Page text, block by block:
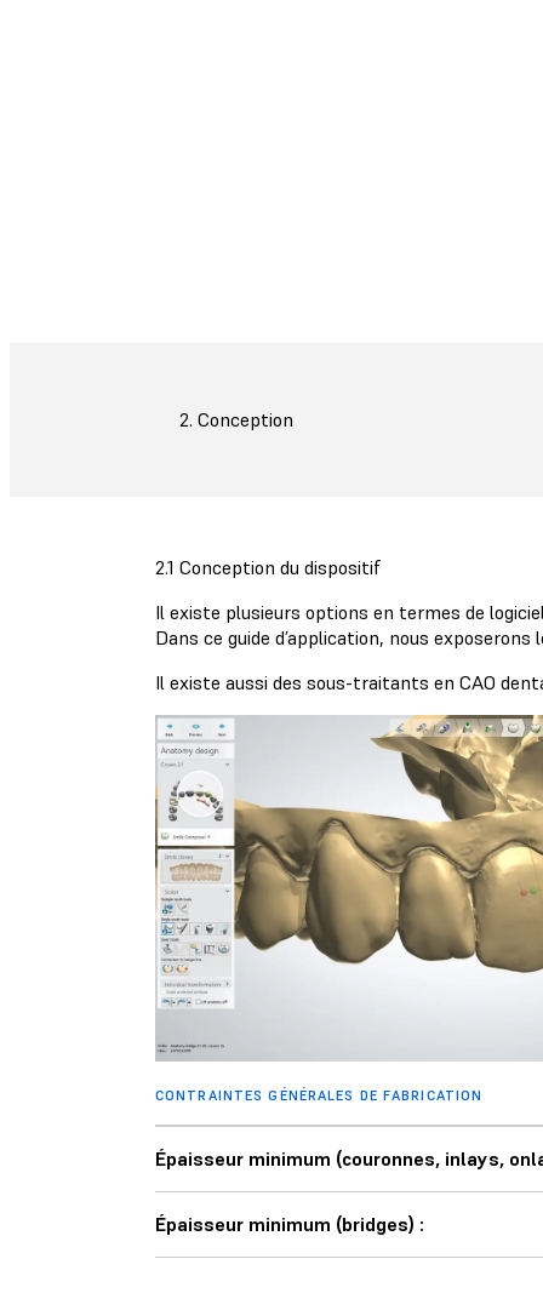
2. Conception
2.1 Conception du dispositif
Il existe plusieurs options en termes de
Dans ce guide d’application, nous
Il existe aussi des sous-traitants en CAO
CONTRAINTES GÉNÉRALES DE FABRICATION
Épaisseur minimum (couronnes, inlays,
Épaisseur minimum (bridges) :